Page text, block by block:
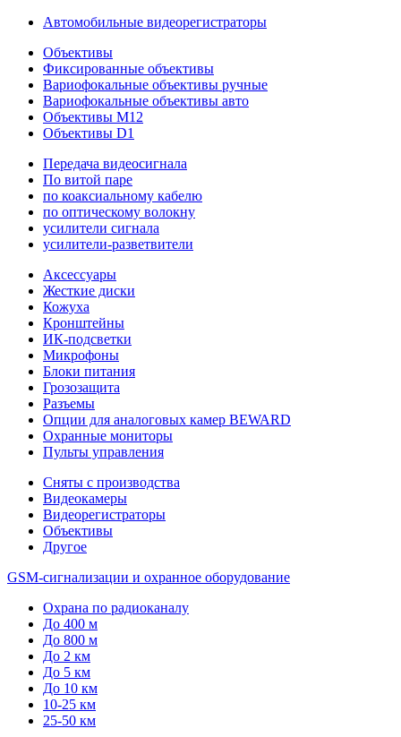
Автомобильные видеорегистраторы
Объективы
Фиксированные объективы
Вариофокальные объективы ручные
Вариофокальные объективы авто
Объективы M12
Объективы D1
Передача видеосигнала
По витой паре
по коаксиальному кабелю
по оптическому волокну
усилители сигнала
усилители-разветвители
Аксессуары
Жесткие диски
Кожуха
Кронштейны
ИК-подсветки
Микрофоны
Блоки питания
Грозозащита
Разъемы
Опции для аналоговых камер BEWARD
Охранные мониторы
Пульты управления
Сняты с производства
Видеокамеры
Видеорегистраторы
Объективы
Другое
GSM-сигнализации и охранное оборудование
Охрана по радиоканалу
До 400 м
До 800 м
До 2 км
До 5 км
До 10 км
10-25 км
25-50 км